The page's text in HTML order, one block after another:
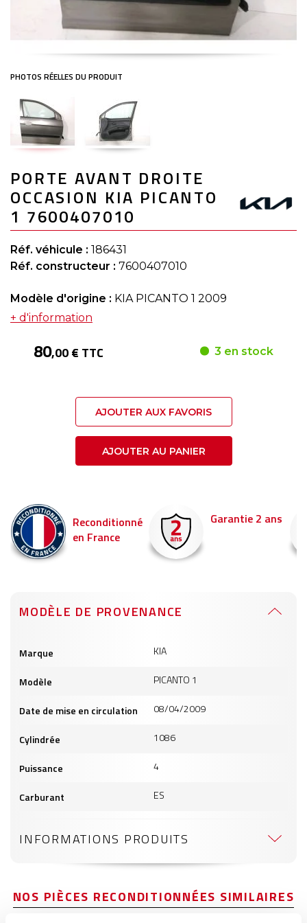
to
the
beginning
of
the
images
gallery
PORTE AVANT DROITE
OCCASION KIA PICANTO
1 7600407010
Réf. véhicule : 186431
Réf. constructeur : 7600407010
Modèle d'origine : KIA PICANTO 1 2009
+ d'information
80,00 € TTC 3 en stock
AJOUTER AUX FAVORIS
AJOUTER AU PANIER
Reconditionné
en France
Garantie 2 ans
MODÈLE DE PROVENANCE
produits
Marque KIA
Modèle PICANTO 1
Date de mise en circulation 08/04/2009
Cylindrée 1086
Puissance 4
Carburant ES
INFORMATIONS PRODUITS
NOS PIÈCES RECONDITIONNÉES SIMILAIRES